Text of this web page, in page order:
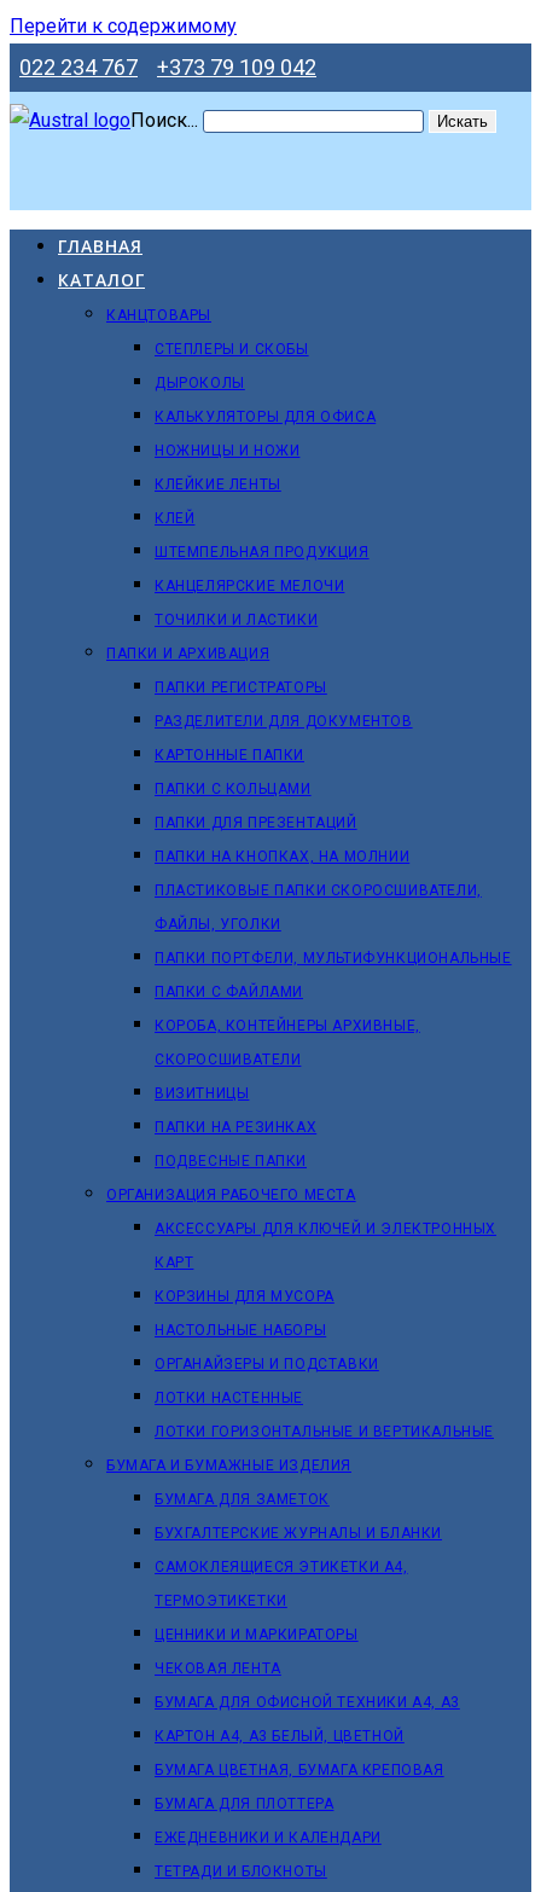
Перейти к содержимому
022 234 767 +373 79 109 042
Поиск... Искать
ГЛАВНАЯ
КАТАЛОГ
КАНЦТОВАРЫ
СТЕПЛЕРЫ И СКОБЫ
ДЫРОКОЛЫ
КАЛЬКУЛЯТОРЫ ДЛЯ ОФИСА
НОЖНИЦЫ И НОЖИ
КЛЕЙКИЕ ЛЕНТЫ
КЛЕЙ
ШТЕМПЕЛЬНАЯ ПРОДУКЦИЯ
КАНЦЕЛЯРСКИЕ МЕЛОЧИ
ТОЧИЛКИ И ЛАСТИКИ
ПАПКИ И АРХИВАЦИЯ
ПАПКИ РЕГИСТРАТОРЫ
РАЗДЕЛИТЕЛИ ДЛЯ ДОКУМЕНТОВ
КАРТОННЫЕ ПАПКИ
ПАПКИ С КОЛЬЦАМИ
ПАПКИ ДЛЯ ПРЕЗЕНТАЦИЙ
ПАПКИ НА КНОПКАХ, НА МОЛНИИ
ПЛАСТИКОВЫЕ ПАПКИ СКОРОСШИВАТЕЛИ,
ФАЙЛЫ, УГОЛКИ
ПАПКИ ПОРТФЕЛИ, МУЛЬТИФУНКЦИОНАЛЬНЫЕ
ПАПКИ С ФАЙЛАМИ
КОРОБА, КОНТЕЙНЕРЫ АРХИВНЫЕ,
СКОРОСШИВАТЕЛИ
ВИЗИТНИЦЫ
ПАПКИ НА РЕЗИНКАХ
ПОДВЕСНЫЕ ПАПКИ
ОРГАНИЗАЦИЯ РАБОЧЕГО МЕСТА
АКСЕССУАРЫ ДЛЯ КЛЮЧЕЙ И ЭЛЕКТРОННЫХ
КАРТ
КОРЗИНЫ ДЛЯ МУСОРА
НАСТОЛЬНЫЕ НАБОРЫ
ОРГАНАЙЗЕРЫ И ПОДСТАВКИ
ЛОТКИ НАСТЕННЫЕ
ЛОТКИ ГОРИЗОНТАЛЬНЫЕ И ВЕРТИКАЛЬНЫЕ
БУМАГА И БУМАЖНЫЕ ИЗДЕЛИЯ
БУМАГА ДЛЯ ЗАМЕТОК
БУХГАЛТЕРСКИЕ ЖУРНАЛЫ И БЛАНКИ
САМОКЛЕЯЩИЕСЯ ЭТИКЕТКИ А4,
ТЕРМОЭТИКЕТКИ
ЦЕННИКИ И МАРКИРАТОРЫ
ЧЕКОВАЯ ЛЕНТА
БУМАГА ДЛЯ ОФИСНОЙ ТЕХНИКИ А4, А3
КАРТОН А4, А3 БЕЛЫЙ, ЦВЕТНОЙ
БУМАГА ЦВЕТНАЯ, БУМАГА КРЕПОВАЯ
БУМАГА ДЛЯ ПЛОТТЕРА
ЕЖЕДНЕВНИКИ И КАЛЕНДАРИ
ТЕТРАДИ И БЛОКНОТЫ